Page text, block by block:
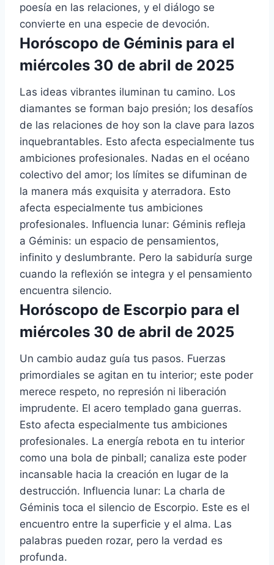
poesía en las relaciones, y el diálogo se
convierte en una especie de devoción.
Horóscopo de Géminis para el
miércoles 30 de abril de 2025
Las ideas vibrantes iluminan tu camino. Los
diamantes se forman bajo presión; los desafíos
de las relaciones de hoy son la clave para lazos
inquebrantables. Esto afecta especialmente tus
ambiciones profesionales. Nadas en el océano
colectivo del amor; los límites se difuminan de
la manera más exquisita y aterradora. Esto
afecta especialmente tus ambiciones
profesionales. Influencia lunar: Géminis refleja
a Géminis: un espacio de pensamientos,
infinito y deslumbrante. Pero la sabiduría surge
cuando la reflexión se integra y el pensamiento
encuentra silencio.
Horóscopo de Escorpio para el
miércoles 30 de abril de 2025
Un cambio audaz guía tus pasos. Fuerzas
primordiales se agitan en tu interior; este poder
merece respeto, no represión ni liberación
imprudente. El acero templado gana guerras.
Esto afecta especialmente tus ambiciones
profesionales. La energía rebota en tu interior
como una bola de pinball; canaliza este poder
incansable hacia la creación en lugar de la
destrucción. Influencia lunar: La charla de
Géminis toca el silencio de Escorpio. Este es el
encuentro entre la superficie y el alma. Las
palabras pueden rozar, pero la verdad es
profunda.